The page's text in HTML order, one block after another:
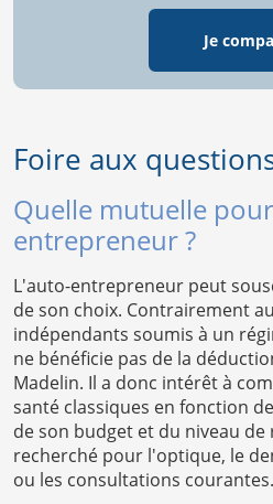
Je
Foire aux
Quelle mutuelle
entrepreneur ?
L'auto-entrepreneur peut
de son choix. Contrairement
indépendants soumis à un
ne bénéficie pas de la
Madelin. Il a donc intérêt à
santé classiques en fonction
de son budget et du niveau
recherché pour l'optique, le
ou les consultations courantes.